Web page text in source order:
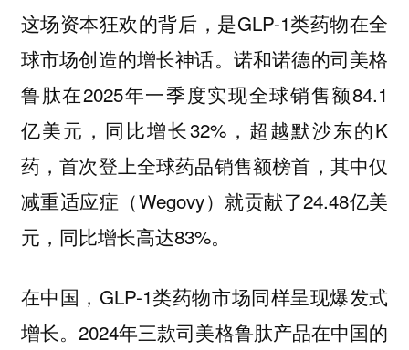
这场资本狂欢的背后，是GLP-1类药物在全
球市场创造的增长神话。诺和诺德的司美格
鲁肽在2025年一季度实现全球销售额84.1
亿美元，同比增长32%，超越默沙东的K
药，首次登上全球药品销售额榜首，其中仅
减重适应症（Wegovy）就贡献了24.48亿美
元，同比增长高达83%。
在中国，GLP-1类药物市场同样呈现爆发式
增长。2024年三款司美格鲁肽产品在中国的